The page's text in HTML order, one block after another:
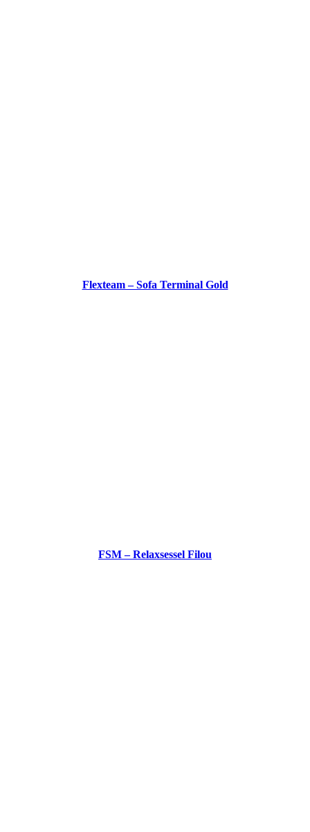
Flexteam – Sofa Terminal Gold
FSM – Relaxsessel Filou